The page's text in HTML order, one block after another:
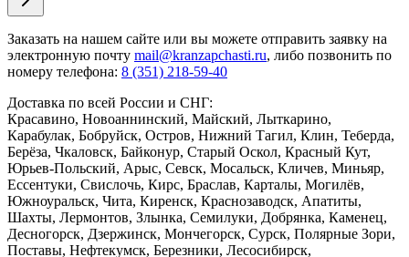
Заказать на нашем сайте или вы можете отправить заявку на
электронную почту mail@kranzapchasti.ru, либо позвонить по
номеру телефона: 8 (351) 218-59-40
Доставка по всей России и СНГ:
Красавино, Новоаннинский, Майский, Лыткарино,
Карабулак, Бобруйск, Остров, Нижний Тагил, Клин, Теберда,
Берёза, Чкаловск, Байконур, Старый Оскол, Красный Кут,
Юрьев-Польский, Арыс, Севск, Мосальск, Кличев, Миньяр,
Ессентуки, Свислочь, Кирс, Браслав, Карталы, Могилёв,
Южноуральск, Чита, Киренск, Краснозаводск, Апатиты,
Шахты, Лермонтов, Злынка, Семилуки, Добрянка, Каменец,
Десногорск, Дзержинск, Мончегорск, Сурск, Полярные Зори,
Поставы, Нефтекумск, Березники, Лесосибирск,